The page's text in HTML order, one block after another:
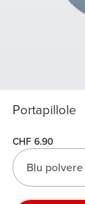
Portapillole
CHF 6.90
Blu polvere